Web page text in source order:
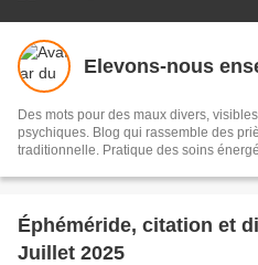
Elevons-nous
Des mots pour des maux divers,
psychiques. Blog qui rassemble des
traditionnelle. Pratique des soins
rendre la vie plus belle. Vous êtes le
Éphéméride, citation et
Juillet 2025